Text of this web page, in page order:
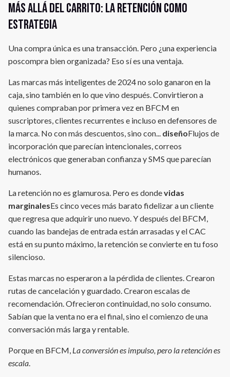
Más allá del carrito: la retención como
estrategia
Una compra única es una transacción. Pero ¿una experiencia
poscompra bien organizada? Eso sí es una ventaja.
Las marcas más inteligentes de 2024 no solo ganaron en la
caja, sino también en lo que vino después. Convirtieron a
quienes compraban por primera vez en BFCM en
suscriptores, clientes recurrentes e incluso en defensores de
la marca. No con más descuentos, sino con... diseñoFlujos de
incorporación que parecían intencionales, correos
electrónicos que generaban confianza y SMS que parecían
humanos.
La retención no es glamurosa. Pero es dondevidas
marginalesEs cinco veces más barato fidelizar a un cliente
que regresa que adquirir uno nuevo. Y después del BFCM,
cuando las bandejas de entrada están arrasadas y el CAC
está en su punto máximo, la retención se convierte en tu foso
silencioso.
Estas marcas no esperaron a la pérdida de clientes. Crearon
rutas de cancelación y guardado. Crearon escalas de
recomendación. Ofrecieron continuidad, no solo consumo.
Sabían que la venta no era el final, sino el comienzo de una
conversación más larga y rentable.
Porque en BFCM, La conversión es impulso, pero la retención es
escala.